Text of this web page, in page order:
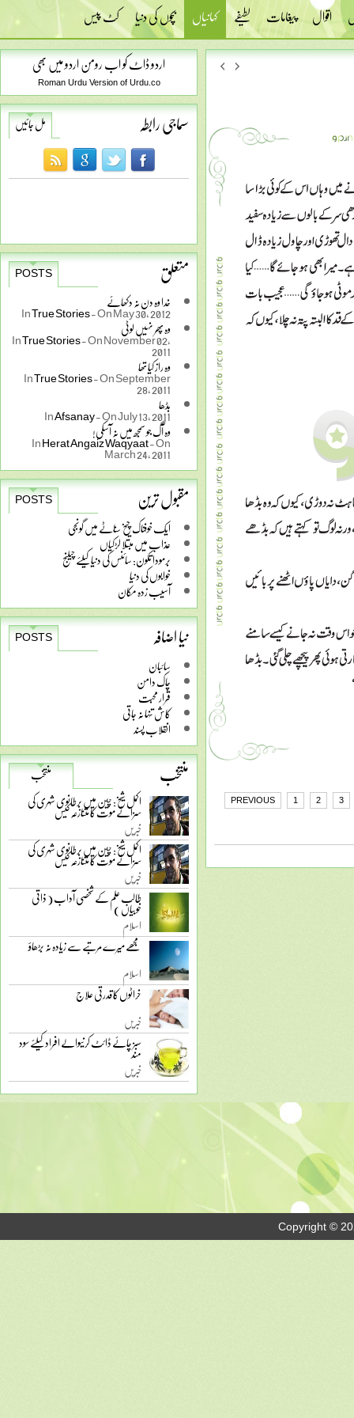
اقوال پیغامات لطیفے کہانیاں بچوں کی دنیا کٹ پیس
اردو ڈاٹ کو اب رومن اردو میں بھی
Roman Urdu Version of Urdu.co
سماجی رابطہ مل جائیں
متعلق
POSTS
خدا وہ دن نہ دکھائے
InTrue Stories-On May 30, 2012
وہ پھر نہیں لوٹی InTrue Stories-On November 02,
2011
وہ راز کیا تھا InTrue Stories-On September
28, 2011
بڈھا InAfsanay-On July 13, 2011
وہ آگ جو سمجھ میں نہ آسکی! InHerat Angaiz Waqyaat-On
March 24, 2011
مقبول ترین
POSTS
ایک خوفناک چیخ سناٹے میں گونجی
عذاب میں مبتلا لڑکیاں
برمودا تکون: سائنس کی دنیا کیلئے چیلنج
خوابوں کی دنیا
آسیب زدہ مکان
نیا اضافہ
POSTS
سائبان
چاک دامن
قرار محبت
کاش تنہا نہ جاتی
انقلاب پسند
منتخب
منتخب
اکمل شیخ: چین میں برطانوی شہری کی
سزائے موت کا متنازعہ کیس
خبریں
اکمل شیخ: چین میں برطانوی شہری کی
سزائے موت کا متنازعہ کیس
خبریں
طالب علم کے شخصی آداب ( ذاتی
خوبیاں )
اسلام
مجھے میرے مرتبے سے زیادہ نہ بڑھاؤ
اسلام
خراٹوں کا قدرتی علاج
خبریں
سبز چائے ڈائٹ کرنیوالے افراد کیلئے سود
مند
خبریں
PREVIOUS 1 2 3
Copyright ©